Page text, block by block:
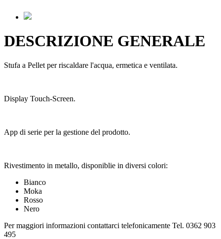
DESCRIZIONE GENERALE
Stufa a Pellet per riscaldare l'acqua, ermetica e ventilata.
Display Touch-Screen.
App di serie per la gestione del prodotto.
Rivestimento in metallo, disponiblie in diversi colori:
Bianco
Moka
Rosso
Nero
Per maggiori informazioni contattarci telefonicamente Tel. 0362 903
495